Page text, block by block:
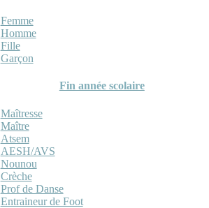
Femme
Homme
Fille
Garçon
Fin année scolaire
Maîtresse
Maître
Atsem
AESH/AVS
Nounou
Crèche
Prof de Danse
Entraineur de Foot